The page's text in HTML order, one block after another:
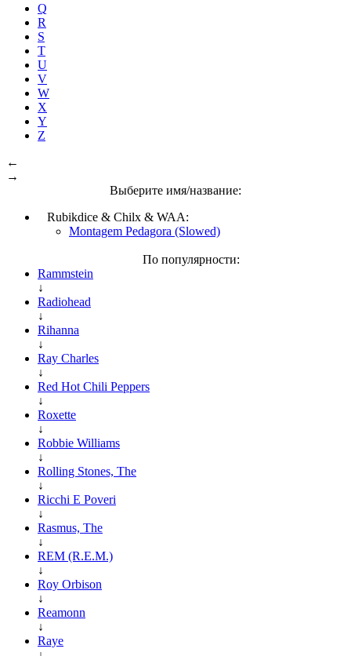
Q
R
S
T
U
V
W
X
Y
Z
←
→
Выберите имя/название:
Rubikdice & Chilx & WAA:
Montagem Pedagora (Slowed)
По популярности:
Rammstein
↓
Radiohead
↓
Rihanna
↓
Ray Charles
↓
Red Hot Chili Peppers
↓
Roxette
↓
Robbie Williams
↓
Rolling Stones, The
↓
Ricchi E Poveri
↓
Rasmus, The
↓
REM (R.E.M.)
↓
Roy Orbison
↓
Reamonn
↓
Raye